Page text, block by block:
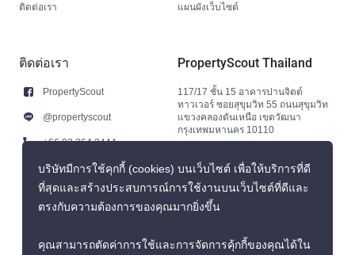
ติดต่อเรา แผนผังเว็บไซต์
ติดต่อเรา
PropertyScout
@propertyscout
+66 92 264 3444
+66 92 264 3444
contact@propertyscout.co.th
PropertyScout Thailand
117/17 ชั้น 15 อาคารปานจิตต์
ทาวเวอร์ ซอยสุขุมวิท 55 ถนนสุขุมวิท
แขวงคลองตันเหนือ เขตวัฒนา
กรุงเทพมหานคร 10110
บริษัทมีการใช้คุกกี้ (cookies) บนเว็บไซต์ เพื่อให้บริการที่ดี
ที่สุดและสร้างประสบการณ์การใช้งานบนเว็บไซต์ที่ดีและ
ตรงกับความต้องการของคุณมากยิ่งขึ้น
คุณสามารถตัดค่าการใช้และการจัดการคุ้กกี้ของคุณได้ใน